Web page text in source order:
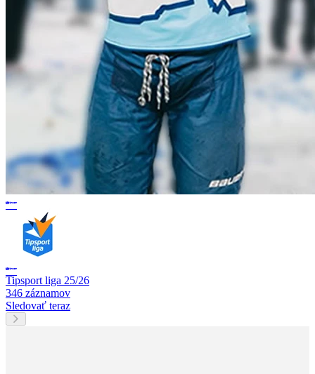
Tipsport liga 25/26
346 záznamov
Sledovať teraz